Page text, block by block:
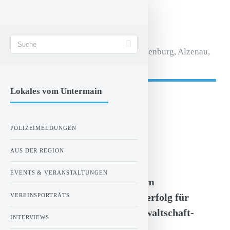
STADT AKTIVMagazin für Aschaffenburg, Alzenau,
- Anzeige -
Aschaffenburg: Nach Brand am
Sonntagmorgen - Ermittlungserfolg für
Kriminalpolizei und Staatsanwaltschaft-
Lokales vom Untermain
POLIZEIMELDUNGEN
AUS DER REGION
EVENTS & VERANSTALTUNGEN
VEREINSPORTRÄTS
INTERVIEWS